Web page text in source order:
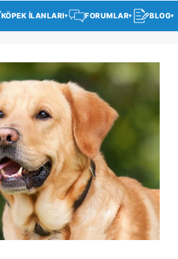
KÖPEK İLANLARI▾ FORUMLAR▾ BLOG▾